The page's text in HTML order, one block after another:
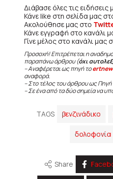
Διάβασε όλες τις ειδήσεις
Κάνε like στη σελίδα μας
Ακολούθησε μας στο
Κάνε εγγραφή στο κανάλι
Γίνε μέλος στο κανάλι μας
Προσοχή! Επιτρέπεται η
παραπάνω άρθρου (όχι
– Αναφέρεται ως πηγή το
αναφορά.
– Στο τέλος του άρθρου ως Πηγή
– Σε ένα από τα δύο σημεία να
TAGS βενζινάδικο
δολοφονία
Share